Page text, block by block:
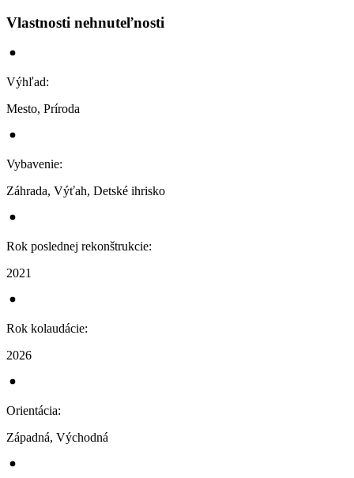
Vlastnosti nehnuteľnosti
Výhľad:
Mesto, Príroda
Vybavenie:
Záhrada, Výťah, Detské ihrisko
Rok poslednej rekonštrukcie:
2021
Rok kolaudácie:
2026
Orientácia:
Západná, Východná